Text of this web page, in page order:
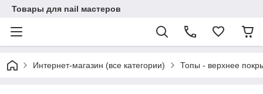
Товары для nail мастеров
Интернет-магазин (все категории) Топы - верхнее